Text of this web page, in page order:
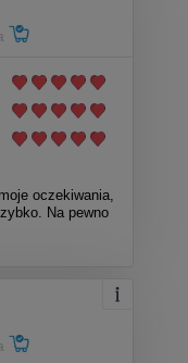
oczekiwania,
Na pewno